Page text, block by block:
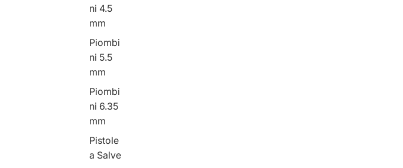
ni 4.5
mm
Piombi
ni 5.5
mm
Piombi
ni 6.35
mm
Pistole
a Salve